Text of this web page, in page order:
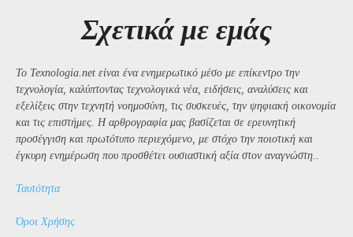
Σχετικά με εμάς
Το Texnologia.net είναι ένα ενημερωτικό μέσο με επίκεντρο την
τεχνολογία, καλύπτοντας τεχνολογικά νέα, ειδήσεις, αναλύσεις και
εξελίξεις στην τεχνητή νοημοσύνη, τις συσκευές, την ψηφιακή οικονομία
και τις επιστήμες. Η αρθρογραφία μας βασίζεται σε ερευνητική
προσέγγιση και πρωτότυπο περιεχόμενο, με στόχο την ποιοτική και
έγκυρη ενημέρωση που προσθέτει ουσιαστική αξία στον αναγνώστη..
Ταυτότητα
Όροι Χρήσης